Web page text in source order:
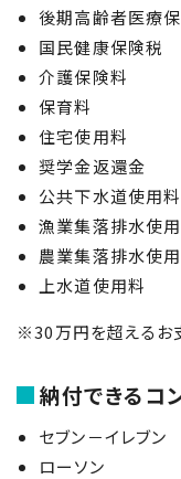
後期高齢者医療
国民健康保険税
介護保険料
保育料
住宅使用料
奨学金返還金
公共下水道使用料
漁業集落排水使
農業集落排水使
上水道使用料
※30万円を超えるお
納付できるコ
セブン－イレブン
ローソン